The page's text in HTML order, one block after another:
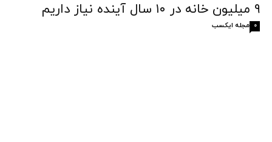
۹ میلیون خانه در ۱۰ سال آینده نیاز داریم
مجله ایکسب 0